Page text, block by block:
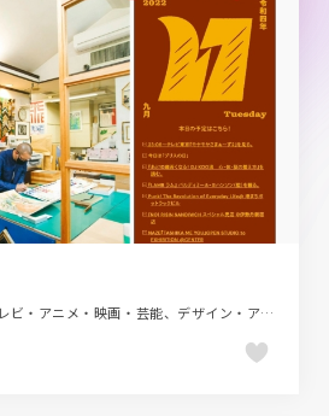
イラスト、カラフル、テレビ・アニメ・映画・芸能、デザイン・アート・音楽・文芸、ファッション・ビューティー、フラットデザイン、ポップ、メディアサイト、モーション多め、飲食店・グルメ・ウェディング